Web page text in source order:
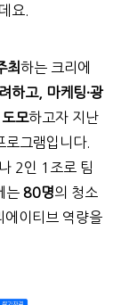
요.
최하는 크리에
하고, 마케팅·광
모하고자 지난
로그램입니다.
2인 1 조로 팀
는 80명의 청소
에이티브 역량을